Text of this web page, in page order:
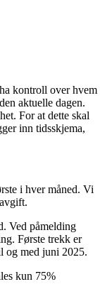
kontroll over hvem
aktuelle dagen.
For at dette skal
inn tidsskjema,
i hver måned. Vi
Ved påmelding
Første trekk er
og med juni 2025.
kun 75%